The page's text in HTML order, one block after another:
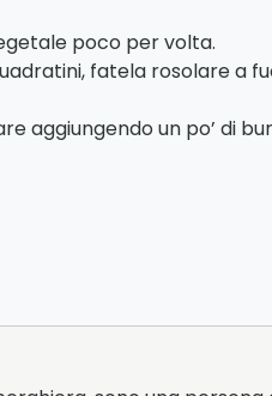
poco per volta.
fatela rosolare a
aggiungendo un po’ di